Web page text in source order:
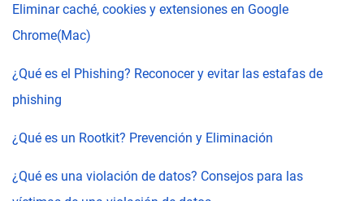
Eliminar caché, cookies y extensiones en Google
Chrome(Mac)
¿Qué es el Phishing? Reconocer y evitar las estafas de
phishing
¿Qué es un Rootkit? Prevención y Eliminación
¿Qué es una violación de datos? Consejos para las